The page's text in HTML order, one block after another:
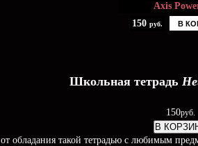
Axis
150 руб. В
Школьная тетрадь
150руб.
В
обладания такой тетрадью c любимым